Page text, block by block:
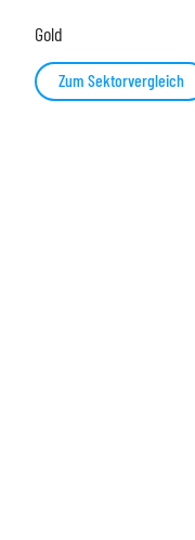
Gold
Zum Sektorvergleich